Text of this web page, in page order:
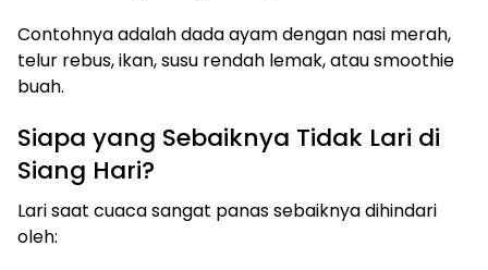
Contohnya adalah dada ayam dengan nasi merah,
telur rebus, ikan, susu rendah lemak, atau smoothie
buah.
Siapa yang Sebaiknya Tidak Lari di
Siang Hari?
Lari saat cuaca sangat panas sebaiknya dihindari
oleh: